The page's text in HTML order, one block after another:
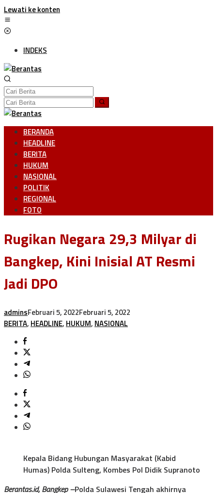
Lewati ke konten
INDEKS
BERANDA
HEADLINE
BERITA
HUKUM
NASIONAL
POLITIK
REGIONAL
FOTO
Rugikan Negara 29,3 Milyar di
Bangkep, Kini Inisial AT Resmi
Jadi DPO
adminsFebruari 5, 2022Februari 5, 2022
BERITA, HEADLINE, HUKUM, NASIONAL
Kepala Bidang Hubungan Masyarakat (Kabid
Humas) Polda Sulteng, Kombes Pol Didik Supranoto
Berantas.id, Bangkep –Polda Sulawesi Tengah akhirnya